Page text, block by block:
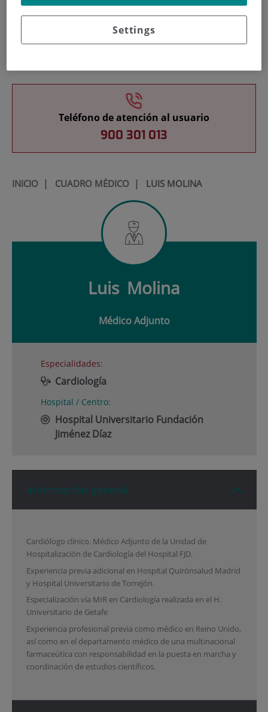
Teléfono de atención al usuario
900 301 013
INICIO| CUADRO MÉDICO| LUIS MOLINA
Luis Molina
Médico Adjunto
Especialidades:
Cardiología
Hospital / Centro:
Hospital Universitario Fundación
Jiménez Díaz
Información general
Cardiólogo clínico. Médico Adjunto de la Unidad de
Hospitalización de Cardiología del Hospital FJD.
Experiencia previa adicional en Hospital Quirónsalud Madrid
y Hospital Universitario de Torrejón.
Especialización vía MIR en Cardiología realizada en el H.
Universitario de Getafe
Experiencia profesional previa como médico en Reino Unido,
así como en el departamento médico de una multinacional
farmaceútica con responsabilidad en la puesta en marcha y
coordinación de estudios científicos.
Settings